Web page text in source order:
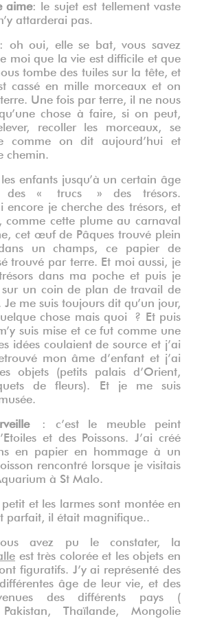
aime : le sujet est tellement vaste
attarderai pas.
: oh oui, elle se bat, vous savez
moi que la vie est difficile et que
tombe des tuiles sur la tête, et
cassé en mille morceaux et on
Une fois par terre, il ne nous
chose à faire, si on peut,
recoller les morceaux, se
comme on dit aujourd’hui et
chemin.
les enfants jusqu’à un certain âge
des « trucs » des trésors.
encore je cherche des trésors, et
comme cette plume au carnaval
cet œuf de Pâques trouvé plein
un champs, ce papier de
trouvé par terre. Et moi aussi, je
dans ma poche et puis je
sur un coin de plan de travail de
Je me suis toujours dit qu’un jour,
chose mais quoi ? Et puis
suis mise et ce fut comme une
idées coulaient de source et j’ai
mon âme d’enfant et j’ai
objets (petits palais d’Orient,
de fleurs). Et je me suis
: c’est le meuble peint
et des Poissons. J’ai créé
en papier en hommage à un
rencontré lorsque je visitais
à St Malo.
petit et les larmes sont montée en
parfait, il était magnifique..
avez pu le constater, la
est très colorée et les objets en
figuratifs. J’y ai représenté des
âge de leur vie, et des
des différents pays (
Pakistan, Thaïlande, Mongolie